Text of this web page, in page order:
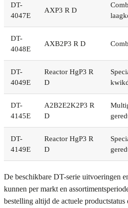
DT-
4047E
AXP3 R D
DT-
4048E
AXB2P3 R D
DT-
4049E
Reactor HgP3 R
D
DT-
4145E
A2B2E2K2P3 R
D
DT-
4149E
Reactor HgP3 R
D
De beschikbare DT-serie uitvoeringen
kunnen per markt en
bestelling altijd de actuele productstatus